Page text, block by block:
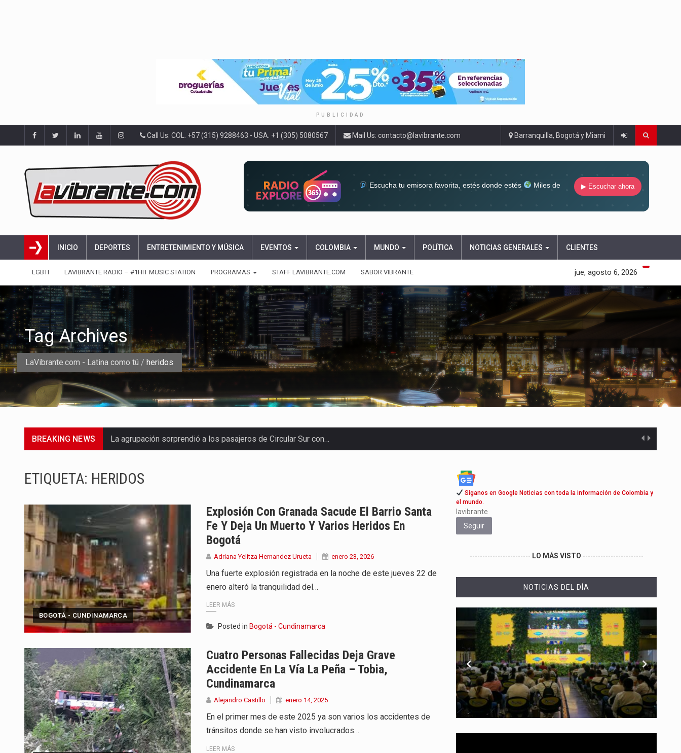
PUBLICIDAD
Call Us: COL. +57 (315) 9288463 - USA. +1 (305) 5080567 Mail Us: contacto@lavibrante.com Barranquilla, Bogotá y Miami
Escucha tu emisora favorita, estés donde estés
Miles de
▶ Escuchar ahora
INICIO DEPORTES ENTRETENIMIENTO Y MÚSICA EVENTOS COLOMBIA MUNDO POLÍTICA NOTICIAS GENERALES CLIENTES
LGBTI LAVIBRANTE RADIO – #1HIT MUSIC STATION PROGRAMAS STAFF LAVIBRANTE.COM SABOR VIBRANTE jue, agosto 6, 2026
LaVibrante.com - Latina como tú / heridos
Tag Archives
BREAKING NEWS
La agrupación sorprendió a los pasajeros de Circular Sur con…
La producción original de TAVA tendrá funciones los días 6,…
Barranquilla ya tiene todo listo para recibir una nueva edición…
El dúo bogotano presenta una nueva versión de su segundo…
La colaboración, inspirada en Cien años de soledad de Gabriel…
La comedia romántica escrita y dirigida por Dago García cuenta…
La poeta, cantante, compositora y actriz presenta una nueva edición…
El nuevo sello discográfico fue presentado en Bogotá con un…
ETIQUETA: HERIDOS
BOGOTÁ - CUNDINAMARCA
Explosión Con Granada Sacude El Barrio Santa
Fe Y Deja Un Muerto Y Varios Heridos En
Bogotá
Adriana Yelitza Hernandez Urueta enero 23, 2026
Una fuerte explosión registrada en la noche de este jueves 22 de
enero alteró la tranquilidad del…
LEER MÁS
Posted in Bogotá - Cundinamarca
Cuatro Personas Fallecidas Deja Grave
Accidente En La Vía La Peña – Tobia,
Cundinamarca
Alejandro Castillo enero 14, 2025
En el primer mes de este 2025 ya son varios los accidentes de
tránsitos donde se han visto involucrados…
LEER MÁS
Síganos en Google Noticias con toda la información de Colombia y
el mundo.
lavibrante
Seguir
------------------------ LO MÁS VISTO ------------------------
NOTICIAS DEL DÍA